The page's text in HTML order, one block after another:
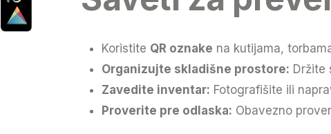
Koristite QR oznake na kutijama,
Organizujte skladišne prostore: Držite
Zavedite inventar: Fotografišite ili
Proverite pre odlaska: Obavezno